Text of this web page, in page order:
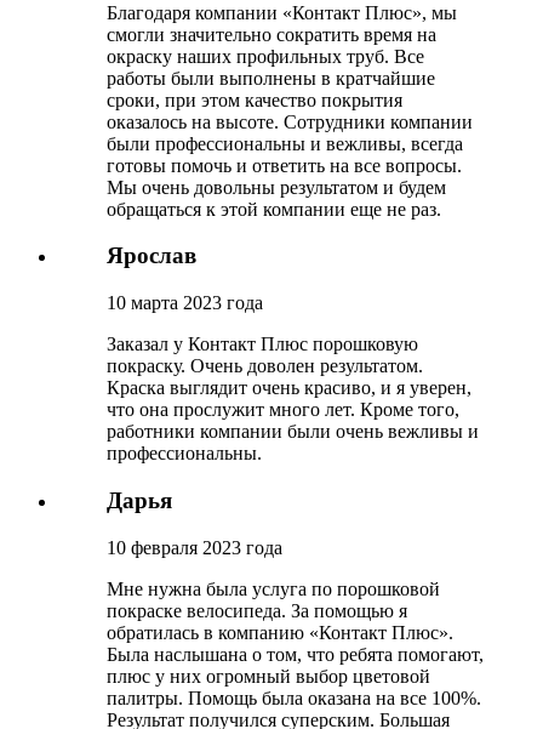
Благодаря компании «Контакт Плюс», мы
смогли значительно сократить время на
окраску наших профильных труб. Все
работы были выполнены в кратчайшие
сроки, при этом качество покрытия
оказалось на высоте. Сотрудники компании
были профессиональны и вежливы, всегда
готовы помочь и ответить на все вопросы.
Мы очень довольны результатом и будем
обращаться к этой компании еще не раз.
Ярослав
10 марта 2023 года
Заказал у Контакт Плюс порошковую
покраску. Очень доволен результатом.
Краска выглядит очень красиво, и я уверен,
что она прослужит много лет. Кроме того,
работники компании были очень вежливы и
профессиональны.
Дарья
10 февраля 2023 года
Мне нужна была услуга по порошковой
покраске велосипеда. За помощью я
обратилась в компанию «Контакт Плюс».
Была наслышана о том, что ребята помогают,
плюс у них огромный выбор цветовой
палитры. Помощь была оказана на все 100%.
Результат получился суперским. Большая